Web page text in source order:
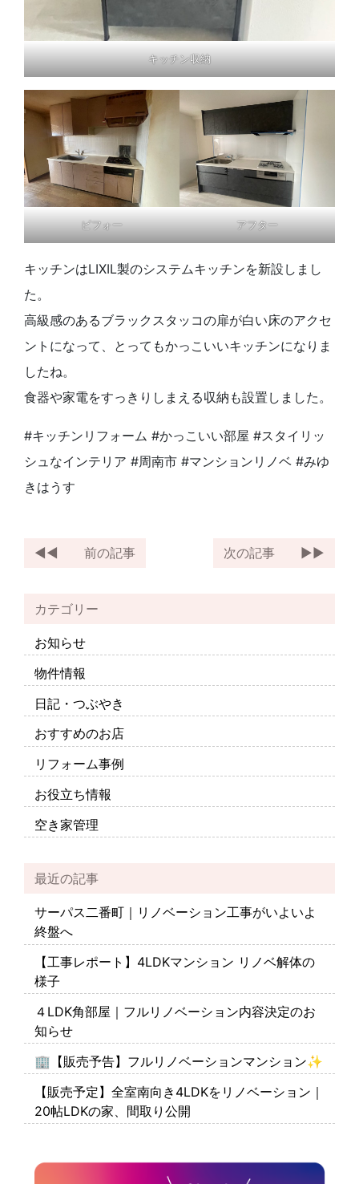
キッチン収納
ビフォー アフター
キッチンはLIXIL製のシステムキッチンを新設しまし
た。
高級感のあるブラックスタッコの扉が白い床のアクセ
ントになって、とってもかっこいいキッチンになりま
したね。
食器や家電をすっきりしまえる収納も設置しました。
#キッチンリフォーム #かっこいい部屋 #スタイリッ
シュなインテリア #周南市 #マンションリノベ #みゆ
きはうす
前の記事 次の記事
カテゴリー
お知らせ
物件情報
日記・つぶやき
おすすめのお店
リフォーム事例
お役立ち情報
空き家管理
最近の記事
サーパス二番町｜リノベーション工事がいよいよ
終盤へ
【工事レポート】4LDKマンション リノベ解体の
様子
４LDK角部屋｜フルリノベーション内容決定のお
知らせ
🏢【販売予告】フルリノベーションマンション✨
【販売予定】全室南向き4LDKをリノベーション｜
20帖LDKの家、間取り公開